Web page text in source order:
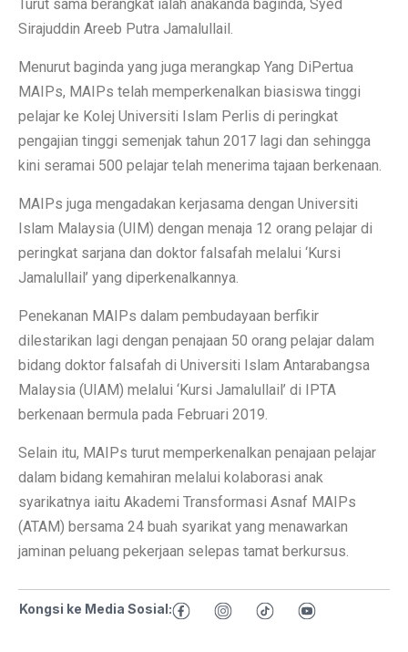
Turut sama berangkat ialah anakanda baginda, Syed
Sirajuddin Areeb Putra Jamalullail.
Menurut baginda yang juga merangkap Yang DiPertua
MAIPs, MAIPs telah memperkenalkan biasiswa tinggi
pelajar ke Kolej Universiti Islam Perlis di peringkat
pengajian tinggi semenjak tahun 2017 lagi dan sehingga
kini seramai 500 pelajar telah menerima tajaan berkenaan.
MAIPs juga mengadakan kerjasama dengan Universiti
Islam Malaysia (UIM) dengan menaja 12 orang pelajar di
peringkat sarjana dan doktor falsafah melalui ‘Kursi
Jamalullail’ yang diperkenalkannya.
Penekanan MAIPs dalam pembudayaan berfikir
dilestarikan lagi dengan penajaan 50 orang pelajar dalam
bidang doktor falsafah di Universiti Islam Antarabangsa
Malaysia (UIAM) melalui ‘Kursi Jamalullail’ di IPTA
berkenaan bermula pada Februari 2019.
Selain itu, MAIPs turut memperkenalkan penajaan pelajar
dalam bidang kemahiran melalui kolaborasi anak
syarikatnya iaitu Akademi Transformasi Asnaf MAIPs
(ATAM) bersama 24 buah syarikat yang menawarkan
jaminan peluang pekerjaan selepas tamat berkursus.
Kongsi ke Media Sosial: